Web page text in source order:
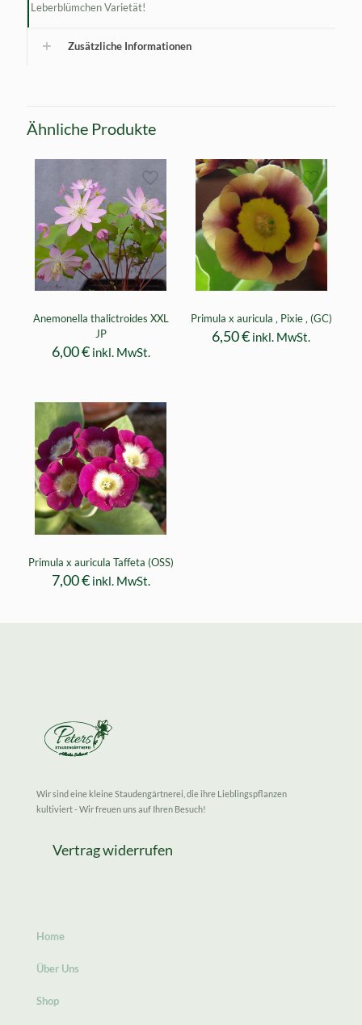
Leberblümchen Varietät!
Zusätzliche Informationen
Ähnliche Produkte
Anemonella thalictroides XXL
JP
6,00€ inkl. MwSt.
Primula x auricula ‚ Pixie ‚ (GC)
6,50€ inkl. MwSt.
Primula x auricula Taffeta (OSS)
7,00€ inkl. MwSt.
Wir sind eine kleine Staudengärtnerei, die ihre Lieblingspflanzen
kultiviert - Wir freuen uns auf Ihren Besuch!
Vertrag widerrufen
Home
Über Uns
Shop